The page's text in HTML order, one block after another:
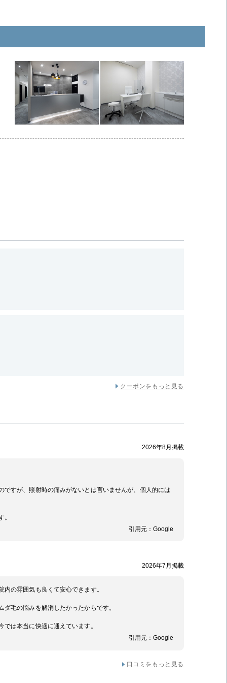
クーポンをもっと見る
2026年8月掲載
すが、照射時の痛みがないとは言いませんが、個人的には
。
引用元： Google
2026年7月掲載
の雰囲気も良くて安心できます。
毛の悩みを解消したかったからです。
は本当に快適に通えています。
引用元： Google
口コミをもっと見る